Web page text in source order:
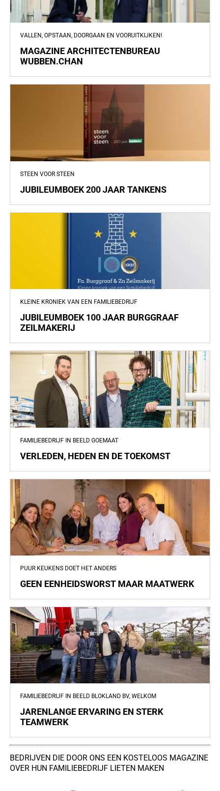
VALLEN, OPSTAAN, DOORGAAN EN VOORUITKIJKEN!
MAGAZINE ARCHITECTENBUREAU
WUBBEN.CHAN
STEEN VOOR STEEN
JUBILEUMBOEK 200 JAAR TANKENS
KLEINE KRONIEK VAN EEN FAMILIEBEDRIJF
JUBILEUMBOEK 100 JAAR BURGGRAAF
ZEILMAKERIJ
FAMILIEBEDRIJF IN BEELD GOEMAAT
VERLEDEN, HEDEN EN DE TOEKOMST
PUUR KEUKENS DOET HET ANDERS
GEEN EENHEIDSWORST MAAR MAATWERK
FAMILIEBEDRIJF IN BEELD BLOKLAND BV, WELKOM
JARENLANGE ERVARING EN STERK
TEAMWERK
BEDRIJVEN DIE DOOR ONS EEN KOSTELOOS MAGAZINE
OVER HUN FAMILIEBEDRIJF LIETEN MAKEN